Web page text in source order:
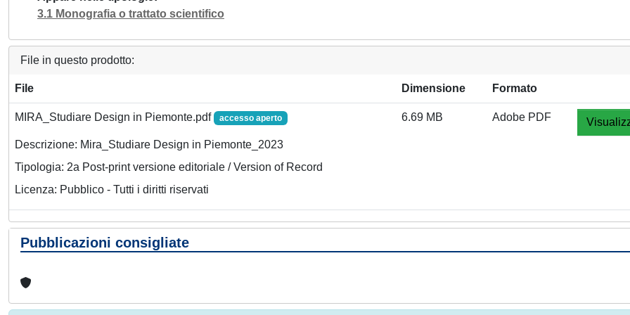
3.1 Monografia o trattato scientifico
File in questo prodotto:
File Dimensione Formato
MIRA_Studiare Design in Piemonte.pdf accesso aperto
Descrizione: Mira_Studiare Design in Piemonte_2023
Tipologia: 2a Post-print versione editoriale / Version of Record
Licenza: Pubblico - Tutti i diritti riservati
6.69 MB Adobe PDF
Pubblicazioni consigliate